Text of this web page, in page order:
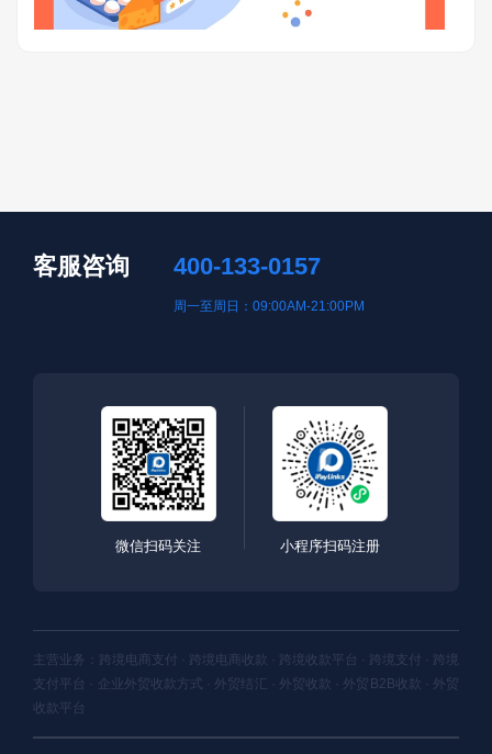
客服咨询 400-133-0157
周一至周日：09:00AM-21:00PM
微信扫码关注 小程序扫码注册
主营业务：跨境电商支付 · 跨境电商收款 · 跨境收款平台 · 跨境支付 · 跨境
支付平台 · 企业外贸收款方式 · 外贸结汇 · 外贸收款 · 外贸B2B收款 · 外贸
收款平台